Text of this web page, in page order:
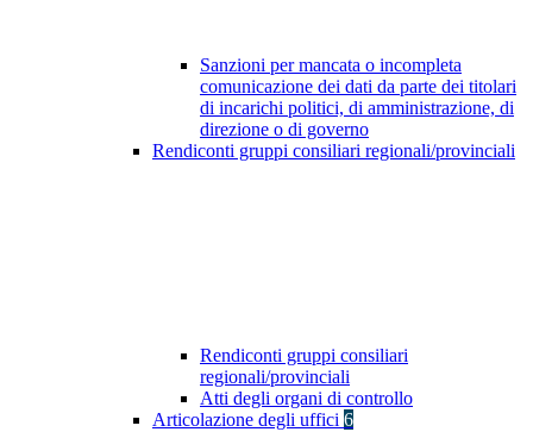
Sanzioni per mancata o incompleta
comunicazione dei dati da parte dei titolari
di incarichi politici, di amministrazione, di
direzione o di governo
Rendiconti gruppi consiliari regionali/provinciali
Rendiconti gruppi consiliari
regionali/provinciali
Atti degli organi di controllo
Articolazione degli uffici 6